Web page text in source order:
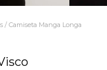
/ Camiseta Manga Longa